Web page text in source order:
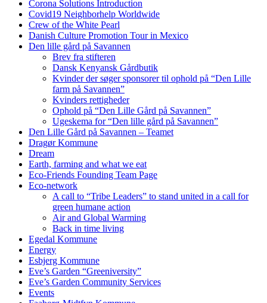
Corona Solutions Introduction
Covid19 Neighborhelp Worldwide
Crew of the White Pearl
Danish Culture Promotion Tour in Mexico
Den lille gård på Savannen
Brev fra stifteren
Dansk Kenyansk Gårdbutik
Kvinder der søger sponsorer til ophold på “Den Lille
farm på Savannen”
Kvinders rettigheder
Ophold på “Den Lille Gård på Savannen”
Ugeskema for “Den lille gård på Savannen”
Den Lille Gård på Savannen – Teamet
Dragør Kommune
Dream
Earth, farming and what we eat
Eco-Friends Founding Team Page
Eco-network
A call to “Tribe Leaders” to stand united in a call for
green humane action
Air and Global Warming
Back in time living
Egedal Kommune
Energy
Esbjerg Kommune
Eve’s Garden “Greeniversity”
Eve’s Garden Community Services
Events